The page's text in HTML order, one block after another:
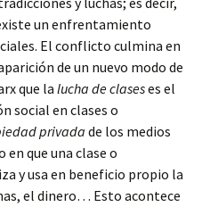
un enfrentamiento
El conflicto culmina en
de un nuevo modo de
que la lucha de claseses el
social en clases o
privadade los medios
que una clase o
y usa en beneficio propio la
el dinero… Esto acontece